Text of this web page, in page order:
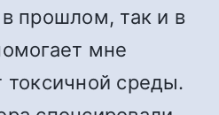
прошлом, так и в
мне
токсичной среды.